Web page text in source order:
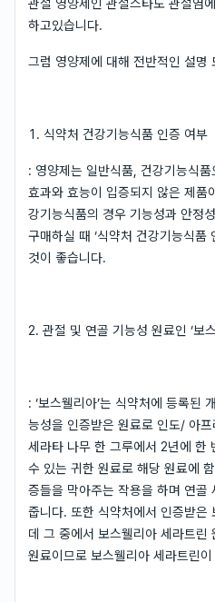
관절 영양제인 관절스타도 관절염
하고있습니다.
그럼 영양제에 대해 전반적인 설명
1. 식약처 건강기능식품 인증 여부
: 영양제는 일반식품, 건강기능식
효과와 효능이 입증되지 않은 제품
강기능식품의 경우 기능성과 안정
구매하실 때 ‘식약처 건강기능식품
것이 좋습니다.
2. 관절 및 연골 기능성 원료인 ‘보
: ‘보스웰리아’는 식약처에 등록된
능성을 인증받은 원료로 인도/ 아
세라타 나무 한 그루에서 2년에
수 있는 귀한 원료로 해당 원료에
증들을 막아주는 작용을 하며 연골
줍니다. 또한 식약처에서 인증받은
데 그 중에서 보스웰리아 세라트린
원료이므로 보스웰리아 세라트린